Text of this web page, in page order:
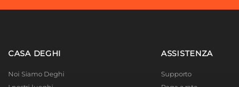
CASA DEGHI
Noi Siamo Deghi
ASSISTENZA
Supporto